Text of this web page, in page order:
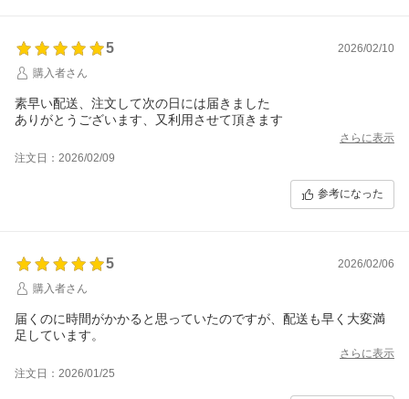
5
2026/02/10
購入者さん
素早い配送、注文して次の日には届きました
ありがとうございます、又利用させて頂きます
さらに表示
注文日：2026/02/09
参考になった
5
2026/02/06
購入者さん
届くのに時間がかかると思っていたのですが、配送も早く大変満
足しています。
さらに表示
注文日：2026/01/25